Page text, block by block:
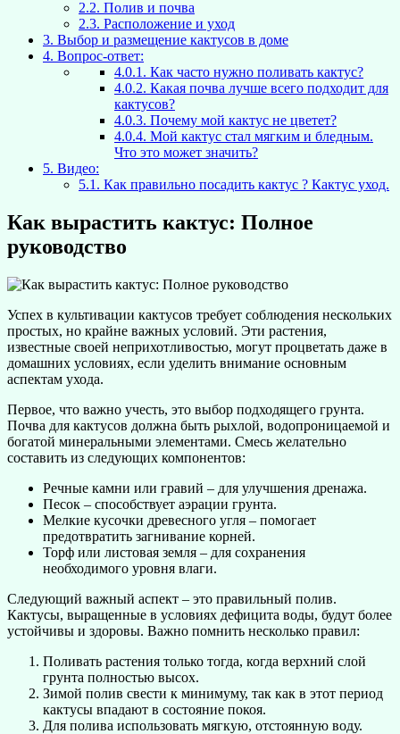
2.2. Полив и почва
2.3. Расположение и уход
3. Выбор и размещение кактусов в доме
4. Вопрос-ответ:
4.0.1. Как часто нужно поливать кактус?
4.0.2. Какая почва лучше всего подходит для
кактусов?
4.0.3. Почему мой кактус не цветет?
4.0.4. Мой кактус стал мягким и бледным.
Что это может значить?
5. Видео:
5.1. Как правильно посадить кактус ? Кактус уход.
Как вырастить кактус: Полное
руководство
Успех в культивации кактусов требует соблюдения нескольких
простых, но крайне важных условий. Эти растения,
известные своей неприхотливостью, могут процветать даже в
домашних условиях, если уделить внимание основным
аспектам ухода.
Первое, что важно учесть, это выбор подходящего грунта.
Почва для кактусов должна быть рыхлой, водопроницаемой и
богатой минеральными элементами. Смесь желательно
составить из следующих компонентов:
Речные камни или гравий – для улучшения дренажа.
Песок – способствует аэрации грунта.
Мелкие кусочки древесного угля – помогает
предотвратить загнивание корней.
Торф или листовая земля – для сохранения
необходимого уровня влаги.
Следующий важный аспект – это правильный полив.
Кактусы, выращенные в условиях дефицита воды, будут более
устойчивы и здоровы. Важно помнить несколько правил:
Поливать растения только тогда, когда верхний слой
грунта полностью высох.
Зимой полив свести к минимуму, так как в этот период
кактусы впадают в состояние покоя.
Для полива использовать мягкую, отстоянную воду.